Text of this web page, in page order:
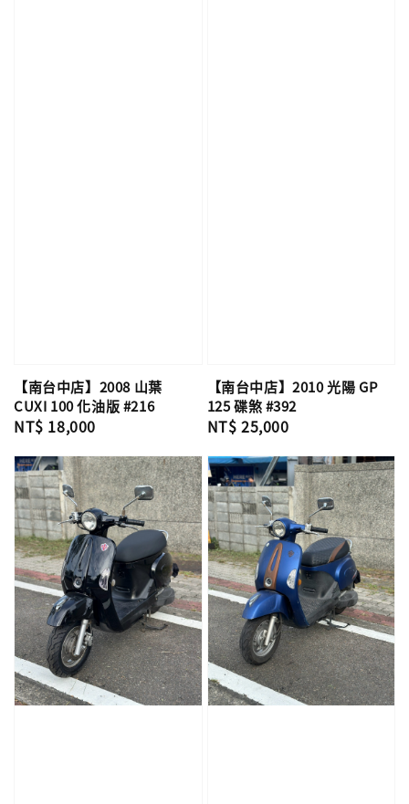
【南台中店】2008 山葉
CUXI 100 化油版 #216
Regular
NT$ 18,000
【南台中店】2010 光陽 GP
125 碟煞 #392
Regular
NT$ 25,000